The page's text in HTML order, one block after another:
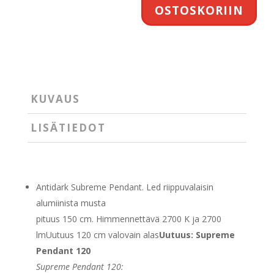
OSTOSKORIIN
KUVAUS
LISÄTIEDOT
Antidark Subreme Pendant. Led riippuvalaisin
alumiinista musta
pituus 150 cm. Himmennettävä 2700 K ja 2700
lmUutuus 120 cm valovain alasUutuus: Supreme
Pendant 120
Supreme Pendant 120: